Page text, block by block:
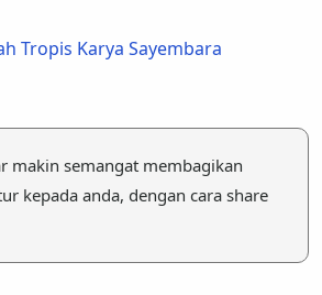
Tropis Karya Sayembara
makin semangat membagikan
kepada anda, dengan cara share